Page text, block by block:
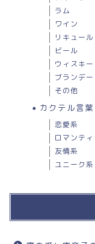
ラム
ワイン
リキュール
ビール
ウィスキー
ブランデー
その他
カクテル言葉
恋愛系
ロマンテ
友情系
ユニーク系